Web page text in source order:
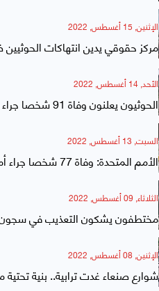
الإثنين, 15 أغسطس, 2022
مركز حقوقي يدين انتهاكات
الأحد, 14 أغسطس, 2022
الحوثيون يعلنون وفاة 91 شخصا جراء سيول الأمطار
السبت, 13 أغسطس, 2022
الأمم المتحدة: وفاة 77 شخصا جراء أمطار وفيضانات في اليمن
الثلاثاء, 09 أغسطس, 2022
مختطفون يشكون التعذيب في سجون
الإثنين, 08 أغسطس, 2022
شوارع صنعاء غدت ترابية.. بنية